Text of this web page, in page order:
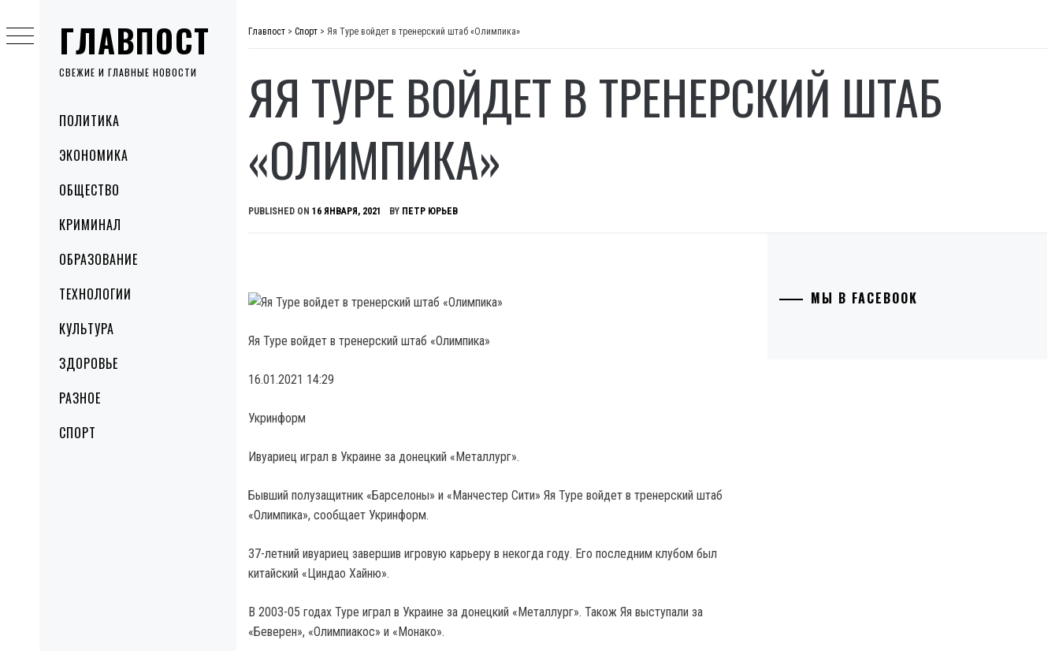
ГЛАВПОСТ
СВЕЖИЕ И ГЛАВНЫЕ НОВОСТИ
MenuПОЛИТИКА
ЭКОНОМИКА
ОБЩЕСТВО
КРИМИНАЛ
ОБРАЗОВАНИЕ
ТЕХНОЛОГИИ
КУЛЬТУРА
ЗДОРОВЬЕ
РАЗНОЕ
СПОРТ
to
content
Главпост > Спорт > Яя Туре войдет в тренерский штаб «Олимпика»
ЯЯ ТУРЕ ВОЙДЕТ В ТРЕНЕРСКИЙ ШТАБ
«ОЛИМПИКА»
PUBLISHED ON 16 ЯНВАРЯ, 2021 BY ПЕТР ЮРЬЕВ
Яя Туре войдет в тренерский штаб «Олимпика»
16.01.2021 14:29
Укринформ
Ивуариец играл в Украине за донецкий «Металлург».
Бывший полузащитник «Барселоны» и «Манчестер Сити» Яя Туре войдет в тренерский штаб
«Олимпика», сообщает Укринформ.
37-летний ивуариец завершив игровую карьеру в некогда году. Его последним клубом был
китайский «Циндао Хайню».
В 2003-05 годах Туре играл в Украине за донецкий «Металлург». Також Яя выступали за
«Беверен», «Олимпиакос» и «Монако».
МЫ В FACEBOOK